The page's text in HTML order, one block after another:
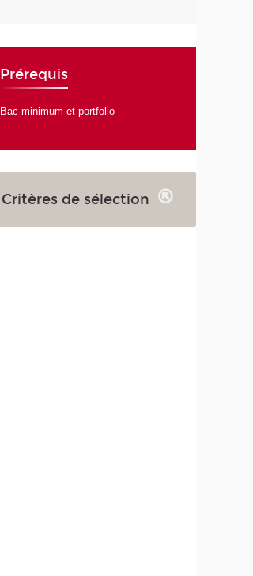
Prérequis
Bac minimum et portfolio
Critères de sélection